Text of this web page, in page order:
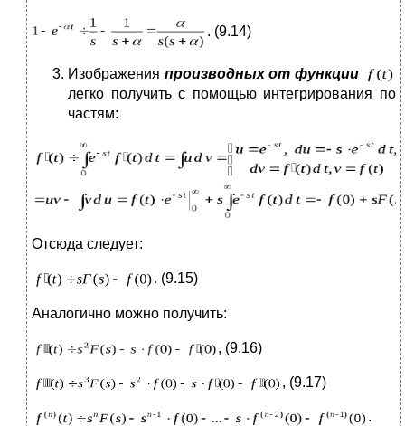
. (9.14)
Изображения производных от функции
легко получить с помощью интегрирования по
частям:
Отсюда следует:
. (9.15)
Аналогично можно получить:
, (9.16)
, (9.17)
.